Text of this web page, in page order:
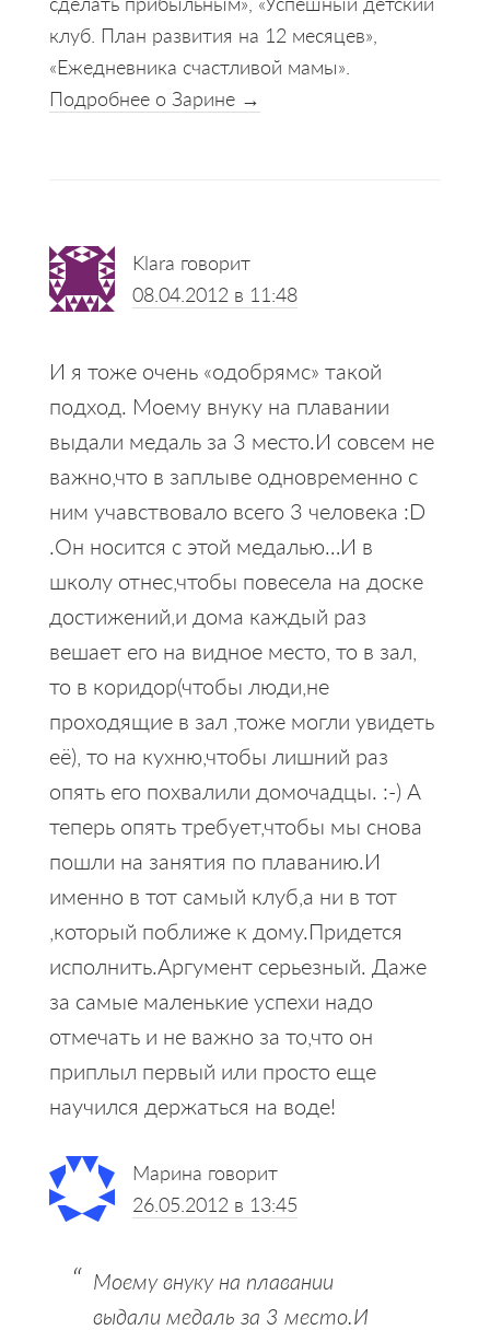
клуб. План развития на 12 месяцев»,
«Ежедневника счастливой мамы».
Подробнее о Зарине →
Reader
Interactions
Klara говорит
08.04.2012 в 11:48
И я тоже очень «одобрямс» такой
подход. Моему внуку на плавании
выдали медаль за 3 место.И совсем не
важно,что в заплыве одновременно с
ним учавствовало всего 3 человека :D
.Он носится с этой медалью…И в
школу отнес,чтобы повесела на доске
достижений,и дома каждый раз
вешает его на видное место, то в зал,
то в коридор(чтобы люди,не
проходящие в зал ,тоже могли увидеть
её), то на кухню,чтобы лишний раз
опять его похвалили домочадцы. :-) А
теперь опять требует,чтобы мы снова
пошли на занятия по плаванию.И
именно в тот самый клуб,а ни в тот
,который поближе к дому.Придется
исполнить.Аргумент серьезный. Даже
за самые маленькие успехи надо
отмечать и не важно за то,что он
приплыл первый или просто еще
научился держаться на воде!
Марина говорит
26.05.2012 в 13:45
Моему внуку на плавании
выдали медаль за 3 место.И